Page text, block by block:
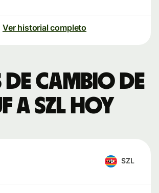
Ver historial completo
de cambio de
a SZL hoy
SZL